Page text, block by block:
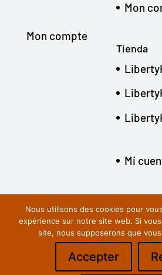
Mon compte
Mon
Tienda
Mi
LEGAL NOTICE
GENERAL DATA PROTECTION
Nous utilisons des cookies pour
expérience sur notre site web. Si
site, nous supposerons que
Accepter